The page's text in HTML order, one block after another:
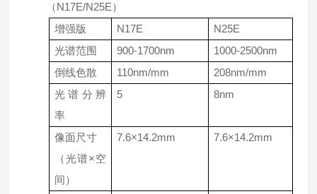
（N17E/N25E）
增强版
N17E
N25E
光谱范围
900-1700nm
1000-2500nm
倒线色散
110nm/mm
208nm/mm
光谱分辨
率
5 8nm
像面尺寸
（光谱×空
间）
7.6×14.2mm 7.6×14.2mm